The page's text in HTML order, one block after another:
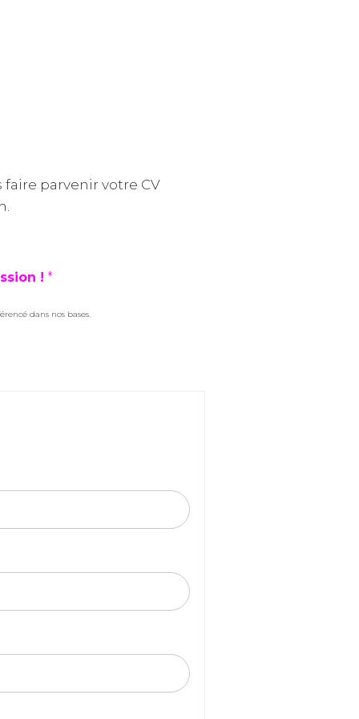
parvenir votre CV
! *
dans nos bases.